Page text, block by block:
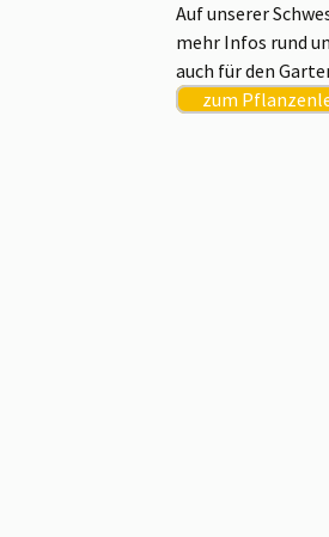
Auf unserer
mehr Infos rund
auch für den
zum